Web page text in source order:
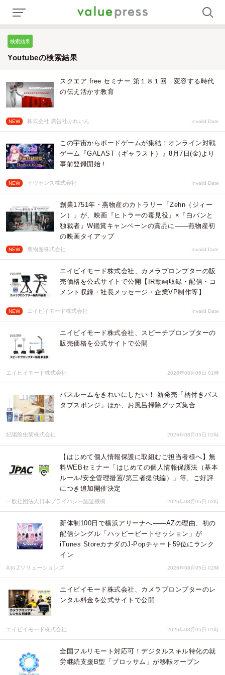
検索結果
Youtubeの検索結果
スクエア free セミナー 第１８１回 変容する時代
の伝え活かす教育
NEW 株式会社 廣告社ぶれいん Invalid Date
この宇宙からボードゲームが集結！オンライン対戦
ゲーム『GALAST（ギャラスト）』8月7日(金)より
事前登録開始！
NEW イヴセンス株式会社 Invalid Date
創業1751年・燕物産のカトラリー「Zehn（ジィー
ン）」が、映画『ヒトラーの毒見役』×『白パンと
独裁者』W鑑賞キャンペーンの賞品に——燕物産初
の映画タイアップ
NEW 燕物産株式会社 Invalid Date
エイビイモード株式会社、カメラプロンプターの販
売価格を公式サイトで公開【IR動画収録・配信・コ
メント収録・社長メッセージ・企業VP制作等】
NEW エイビイモード株式会社 Invalid Date
エイビイモード株式会社、スピーチプロンプターの
販売価格を公式サイトで公開
エイビイモード株式会社 2026年08月06日 01時
バスルームをきれいにしたい！ 新発売「柄付きバス
タブスポンジ」ほか、お風呂掃除グッズ集合
紀陽除虫菊株式会社 2026年08月05日 02時
【はじめて個人情報保護に取組むご担当者様へ】無
料WEBセミナー「はじめての個人情報保護法（基本
ルール/安全管理措置/第三者提供編）」等、ご好評
につき追加開催決定
一般社団法人日本プライバシー認証機構 2026年08月05日 02時
新体制100日で横浜アリーナへ――AZの理由、初の
配信シングル「ハッピービートセッション」が
iTunes StoreカナダのJ-Popチャート59位にランク
イン
A to Zソリューションズ 2026年08月05日 02時
エイビイモード株式会社、カメラプロンプターのレ
ンタル料金を公式サイトで公開
エイビイモード株式会社 2026年08月05日 01時
全国フルリモート対応可！デジタルスキル特化の就
労継続支援B型「ブロッサム」が移転オープン